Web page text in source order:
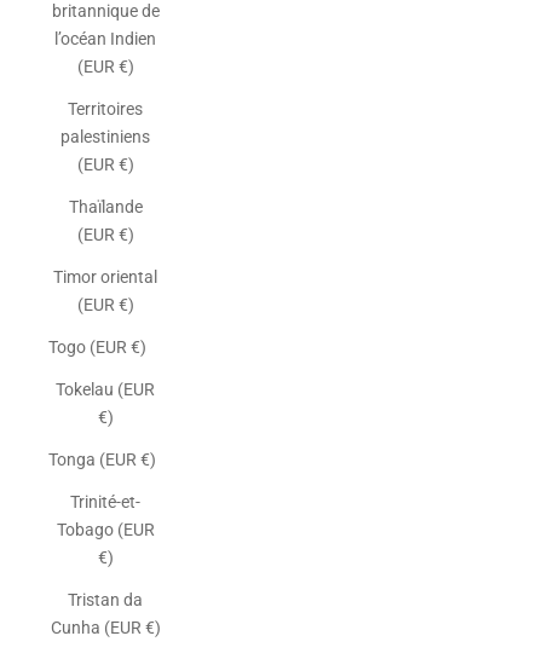
britannique de
l’océan Indien
(EUR €)
Territoires
palestiniens
(EUR €)
Thaïlande
(EUR €)
Timor oriental
(EUR €)
Togo (EUR €)
Tokelau (EUR
€)
Tonga (EUR €)
Trinité-et-
Tobago (EUR
€)
Tristan da
Cunha (EUR €)